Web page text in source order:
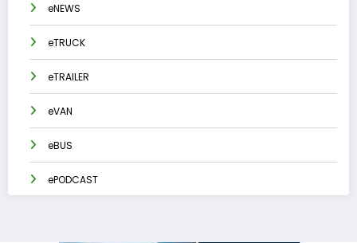
eNEWS
eTRUCK
eTRAILER
eVAN
eBUS
ePODCAST